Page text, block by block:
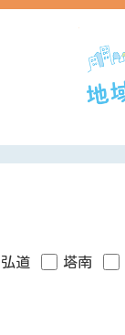
弘道 塔南